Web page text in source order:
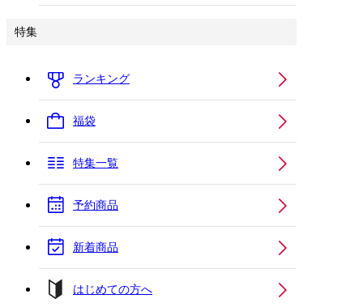
特集
ランキング
福袋
特集一覧
予約商品
新着商品
はじめての方へ